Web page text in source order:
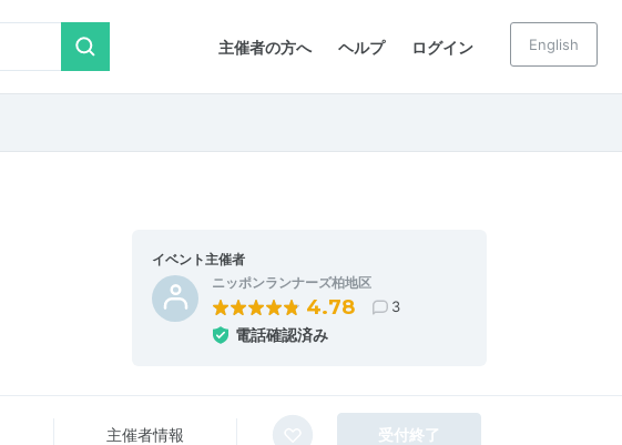
主催者の方へ ヘルプ ログイン English
イベント主催者
ニッポンランナーズ柏地区
4.78 3
電話確認済み
主催者情報 受付終了